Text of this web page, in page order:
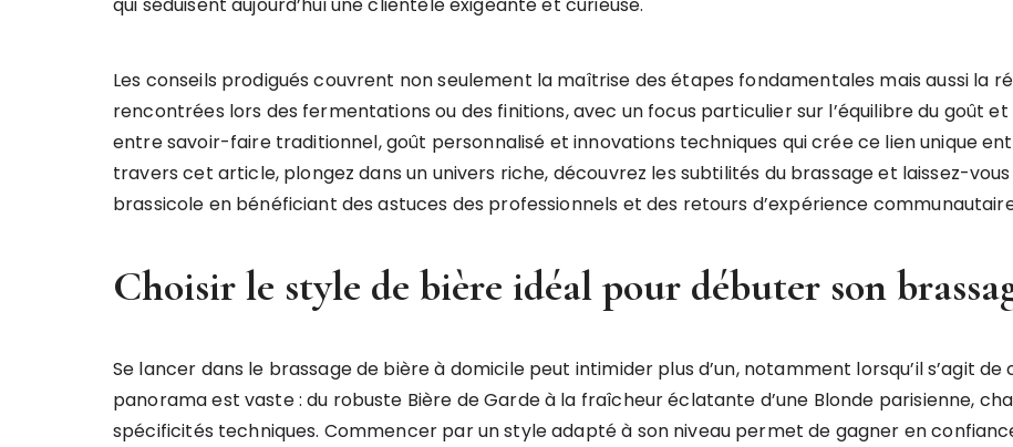
Les conseils prodigués couvrent non seulement la maîtrise des étapes fondamentales mais aussi la
rencontrées lors des fermentations ou des finitions, avec un focus particulier sur l’équilibre du goût
entre savoir-faire traditionnel, goût personnalisé et innovations techniques qui crée ce lien unique
travers cet article, plongez dans un univers riche, découvrez les subtilités du brassage et laissez-
brassicole en bénéficiant des astuces des professionnels et des retours d’expérience
Choisir le style de bière idéal pour débuter son
Se lancer dans le brassage de bière à domicile peut intimider plus d’un, notamment lorsqu’il s’agit
panorama est vaste : du robuste Bière de Garde à la fraîcheur éclatante d’une Blonde parisienne,
spécificités techniques. Commencer par un style adapté à son niveau permet de gagner en